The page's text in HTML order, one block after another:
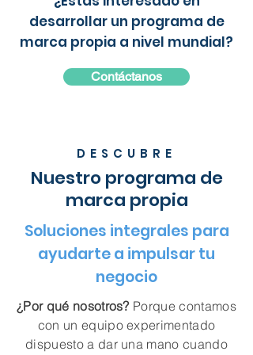
desarrollar un programa de
marca propia a nivel mundial?
Contáctanos
DESCUBRE
Nuestro programa de
marca propia
Soluciones integrales para
ayudarte a impulsar tu
negocio
¿Por qué nosotros? Porque contamos
con un equipo experimentado
dispuesto a dar una mano cuando